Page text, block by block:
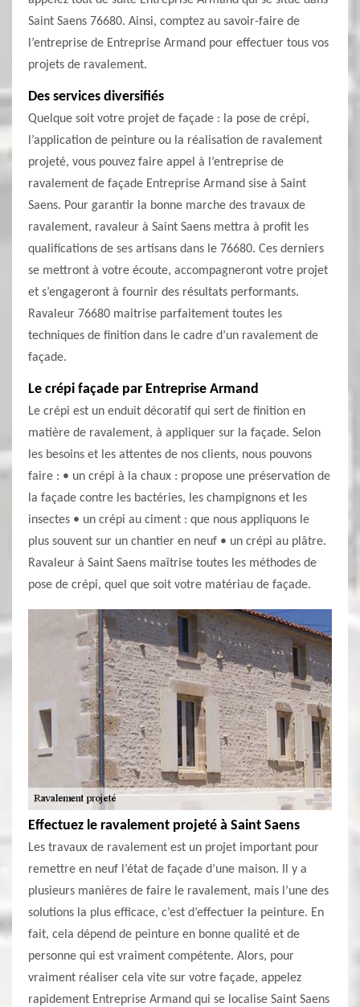
Saint Saens 76680. Ainsi, comptez au savoir-faire de
l’entreprise de Entreprise Armand pour effectuer tous vos
projets de ravalement.
Des services diversifiés
Quelque soit votre projet de façade : la pose de crépi,
l’application de peinture ou la réalisation de ravalement
projeté, vous pouvez faire appel à l’entreprise de
ravalement de façade Entreprise Armand sise à Saint
Saens. Pour garantir la bonne marche des travaux de
ravalement, ravaleur à Saint Saens mettra à profit les
qualifications de ses artisans dans le 76680. Ces derniers
se mettront à votre écoute, accompagneront votre projet
et s’engageront à fournir des résultats performants.
Ravaleur 76680 maitrise parfaitement toutes les
techniques de finition dans le cadre d’un ravalement de
façade.
Le crépi façade par Entreprise Armand
Le crépi est un enduit décoratif qui sert de finition en
matière de ravalement, à appliquer sur la façade. Selon
les besoins et les attentes de nos clients, nous pouvons
faire : • un crépi à la chaux : propose une préservation de
la façade contre les bactéries, les champignons et les
insectes • un crépi au ciment : que nous appliquons le
plus souvent sur un chantier en neuf • un crépi au plâtre.
Ravaleur à Saint Saens maîtrise toutes les méthodes de
pose de crépi, quel que soit votre matériau de façade.
Effectuez le ravalement projeté à Saint Saens
Les travaux de ravalement est un projet important pour
remettre en neuf l’état de façade d’une maison. Il y a
plusieurs manières de faire le ravalement, mais l’une des
solutions la plus efficace, c’est d’effectuer la peinture. En
fait, cela dépend de peinture en bonne qualité et de
personne qui est vraiment compétente. Alors, pour
vraiment réaliser cela vite sur votre façade, appelez
rapidement Entreprise Armand qui se localise Saint Saens